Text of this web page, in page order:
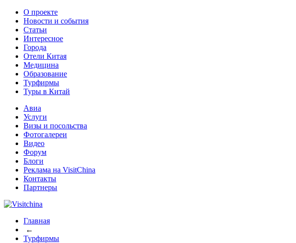
О проекте
Новости и события
Статьи
Интересное
Города
Отели Китая
Медицина
Образование
Турфирмы
Туры в Китай
Авиа
Услуги
Визы и посольства
Фотогалереи
Видео
Форум
Блоги
Реклама на VisitChina
Контакты
Партнеры
Главная
←
Турфирмы